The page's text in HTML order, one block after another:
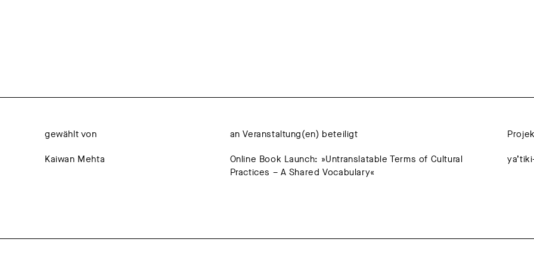
gewählt von
Kaiwan Mehta
an Veranstaltung(en) beteiligt
Online Book Launch: »Untranslatable Terms of Cultural
Practices – A Shared Vocabulary«